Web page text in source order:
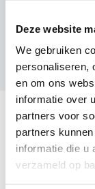
Deze website
We gebruiken
personaliseren,
en om ons
informatie over
partners voor
partners
informatie die u
verzameld op
Wanneer
maandag
een
Wanneer kan ik